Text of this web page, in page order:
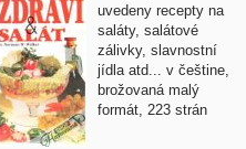
uvedeny recepty na
saláty, salátové
zálivky, slavnostní
jídla atd... v češtine,
brožovaná malý
formát, 223 strán